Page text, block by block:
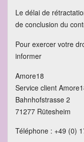
Le délai de
de conclusion du
Pour exercer votre
informer
Amore18
Service client
Bahnhofstrasse 2
71277 Rütesheim
Téléphone : +49 (0)